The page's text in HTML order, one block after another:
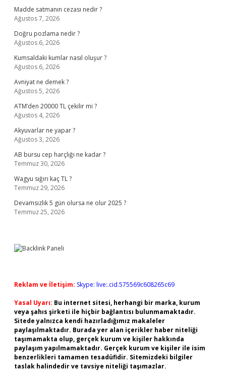
Madde satmanın cezası nedir ?
Ağustos 7, 2026
Doğru pozlama nedir ?
Ağustos 6, 2026
Kumsaldaki kumlar nasıl oluşur ?
Ağustos 6, 2026
Avniyat ne demek ?
Ağustos 5, 2026
ATM’den 20000 TL çekilir mi ?
Ağustos 4, 2026
Akyuvarlar ne yapar ?
Ağustos 3, 2026
AB bursu cep harçlığı ne kadar ?
Temmuz 30, 2026
Wagyu sığırı kaç TL ?
Temmuz 29, 2026
Devamsızlık 5 gün olursa ne olur 2025 ?
Temmuz 25, 2026
Reklam ve İletişim: Skype: live:.cid.575569c608265c69
Yasal Uyarı: Bu internet sitesi, herhangi bir marka, kurum
veya şahıs şirketi ile hiçbir bağlantısı bulunmamaktadır.
Sitede yalnızca kendi hazırladığımız makaleler
paylaşılmaktadır. Burada yer alan içerikler haber niteliği
taşımamakta olup, gerçek kurum ve kişiler hakkında
paylaşım yapılmamaktadır. Gerçek kurum ve kişiler ile isim
benzerlikleri tamamen tesadüfidir. Sitemizdeki bilgiler
taslak halindedir ve tavsiye niteliği taşımazlar.